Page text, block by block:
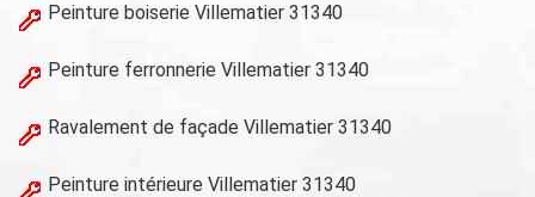
Peinture boiserie Villematier 31340
Peinture ferronnerie Villematier 31340
Ravalement de façade Villematier 31340
Peinture intérieure Villematier 31340